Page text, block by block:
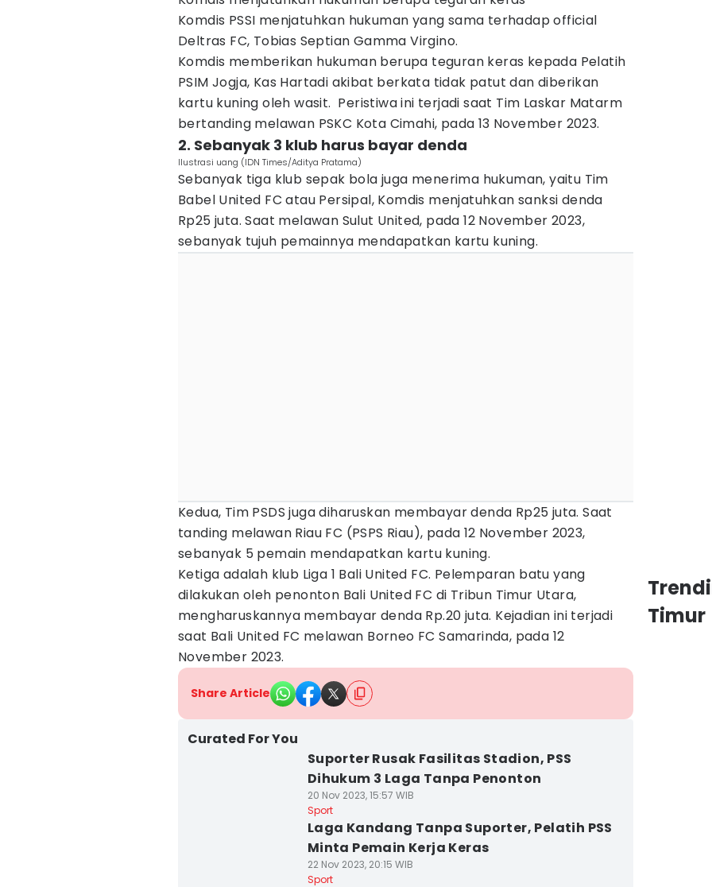
Komdis PSSI menjatuhkan hukuman yang sama terhadap official
Deltras FC, Tobias Septian Gamma Virgino.
Komdis memberikan hukuman berupa teguran keras kepada Pelatih
PSIM Jogja, Kas Hartadi akibat berkata tidak patut dan diberikan
kartu kuning oleh wasit. Peristiwa ini terjadi saat Tim Laskar Matarm
bertanding melawan PSKC Kota Cimahi, pada 13 November 2023.
2. Sebanyak 3 klub harus bayar denda
Ilustrasi uang (IDN Times/Aditya Pratama)
Sebanyak tiga klub sepak bola juga menerima hukuman, yaitu Tim
Babel United FC atau Persipal, Komdis menjatuhkan sanksi denda
Rp25 juta. Saat melawan Sulut United, pada 12 November 2023,
sebanyak tujuh pemainnya mendapatkan kartu kuning.
Kedua, Tim PSDS juga diharuskan membayar denda Rp25 juta. Saat
tanding melawan Riau FC (PSPS Riau), pada 12 November 2023,
sebanyak 5 pemain mendapatkan kartu kuning.
Ketiga adalah klub Liga 1 Bali United FC. Pelemparan batu yang
dilakukan oleh penonton Bali United FC di Tribun Timur Utara,
mengharuskannya membayar denda Rp.20 juta. Kejadian ini terjadi
saat Bali United FC melawan Borneo FC Samarinda, pada 12
November 2023.
Share Article
Curated For You
Suporter Rusak Fasilitas Stadion, PSS
Dihukum 3 Laga Tanpa Penonton
20 Nov 2023, 15:57 WIB
Sport
Laga Kandang Tanpa Suporter, Pelatih PSS
Minta Pemain Kerja Keras
22 Nov 2023, 20:15 WIB
Sport
Timur